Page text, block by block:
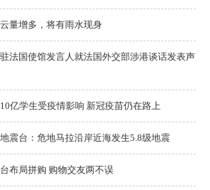
量增多，将有雨水现身
法国使馆发言人就法国外交部涉港谈话发表声
亿学生受疫情影响 新冠疫苗仍在路上
震台：危地马拉沿岸近海发生5.8级地震
布局拼购 购物交友两不误